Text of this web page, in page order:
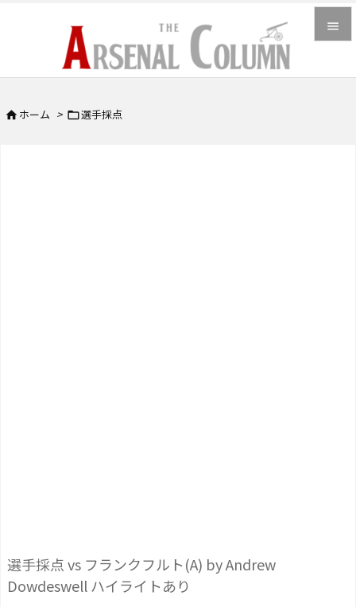

メニュ
 ホーム > 選手採点
選手採点 vs フランクフルト(A) by Andrew
Dowdeswell ハイライトあり